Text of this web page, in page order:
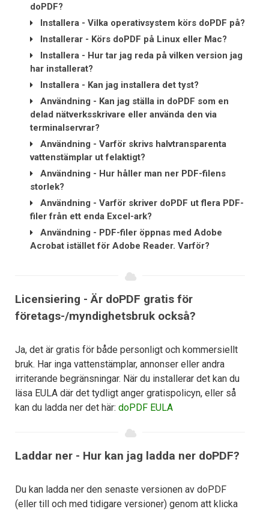
doPDF?
Installera - Vilka operativsystem körs doPDF på?
Installerar - Körs doPDF på Linux eller Mac?
Installera - Hur tar jag reda på vilken version jag
har installerat?
Installera - Kan jag installera det tyst?
Användning - Kan jag ställa in doPDF som en
delad nätverksskrivare eller använda den via
terminalservrar?
Användning - Varför skrivs halvtransparenta
vattenstämplar ut felaktigt?
Användning - Hur håller man ner PDF-filens
storlek?
Användning - Varför skriver doPDF ut flera PDF-
filer från ett enda Excel-ark?
Användning - PDF-filer öppnas med Adobe
Acrobat istället för Adobe Reader. Varför?
Licensiering - Är doPDF gratis för
företags-/myndighetsbruk också?
Ja, det är gratis för både personligt och kommersiellt
bruk. Har inga vattenstämplar, annonser eller andra
irriterande begränsningar. När du installerar det kan du
läsa EULA där det tydligt anger gratispolicyn, eller så
kan du ladda ner det här: doPDF EULA
Laddar ner - Hur kan jag ladda ner doPDF?
Du kan ladda ner den senaste versionen av doPDF
(eller till och med tidigare versioner) genom att klicka